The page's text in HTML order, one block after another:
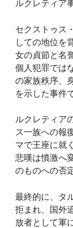
ルクレティア
セクストゥス
しての地位を
女の貞節と名
個人犯罪では
の家族秩序、
を示した事件
ルクレティア
ス一族への報
マで王座に就
悲嘆は憤激へ
のものへの否
最終的に、タ
拒まれ、国外
放者として軍